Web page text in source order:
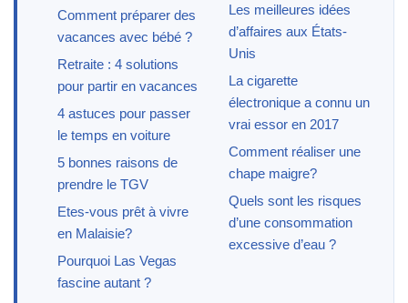
Comment préparer des
vacances avec bébé ?
Retraite : 4 solutions
pour partir en vacances
4 astuces pour passer
le temps en voiture
5 bonnes raisons de
prendre le TGV
Etes-vous prêt à vivre
en Malaisie?
Pourquoi Las Vegas
fascine autant ?
Les meilleures idées
d’affaires aux États-
Unis
La cigarette
électronique a connu un
vrai essor en 2017
Comment réaliser une
chape maigre?
Quels sont les risques
d’une consommation
excessive d’eau ?